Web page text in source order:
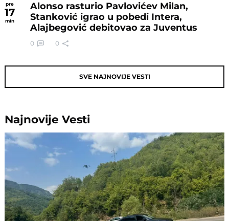
pre
17
min
Alonso rasturio Pavlovićev Milan,
Stanković igrao u pobedi Intera,
Alajbegović debitovao za Juventus
0 0
SVE NAJNOVIJE VESTI
NajnovijeVesti